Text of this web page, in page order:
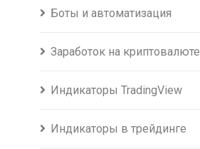
Боты и автоматизация
Заработок на криптовалюте
Индикаторы TradingView
Индикаторы в трейдинге